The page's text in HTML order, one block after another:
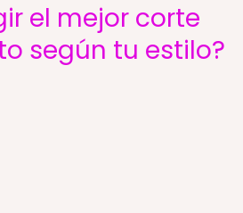
el mejor corte
según tu estilo?